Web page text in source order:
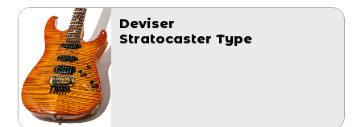
Deviser
Stratocaster Type